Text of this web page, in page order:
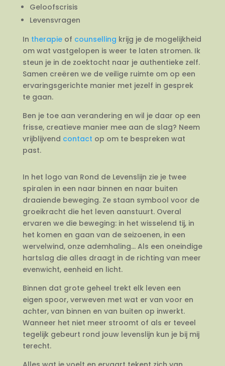
Geloofscrisis
Levensvragen
In therapieof counselling krijg je de mogelijkheid
om wat vastgelopen is weer te laten stromen. Ik
steun je in de zoektocht naar je authentieke zelf.
Samen creëren we de veilige ruimte om op een
ervaringsgerichte manier met jezelf in gesprek
te gaan.
Ben je toe aan verandering en wil je daar op een
frisse, creatieve manier mee aan de slag? Neem
vrijblijvend contact op om te bespreken wat
past.
In het logo van Rond de Levenslijn zie je twee
spiralen in een naar binnen en naar buiten
draaiende beweging. Ze staan symbool voor de
groeikracht die het leven aanstuurt. Overal
ervaren we die beweging: in het wisselend tij, in
het komen en gaan van de seizoenen, in een
wervelwind, onze ademhaling… Als een oneindige
hartslag die alles draagt in de richting van meer
evenwicht, eenheid en licht.
Binnen dat grote geheel trekt elk leven een
eigen spoor, verweven met wat er van voor en
achter, van binnen en van buiten op inwerkt.
Wanneer het niet meer stroomt of als er teveel
tegelijk gebeurt rond jouw levenslijn kun je bij mij
terecht.